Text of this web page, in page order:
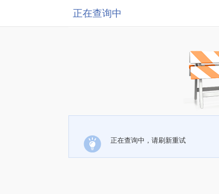
正在查询中
正在查询中，请刷新重试